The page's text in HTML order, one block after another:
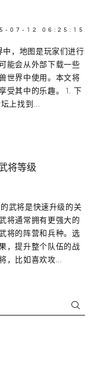
07-12 06:25:15
，地图是玩家们进行
能会从外部下载一些
世界中使用。本文将
受其中的乐趣。 1. 下
上找到...
将等级
武将是快速升级的关
将通常拥有更强大的
将的阵营和兵种。选
，提升整个队伍的战
，比如喜欢攻...